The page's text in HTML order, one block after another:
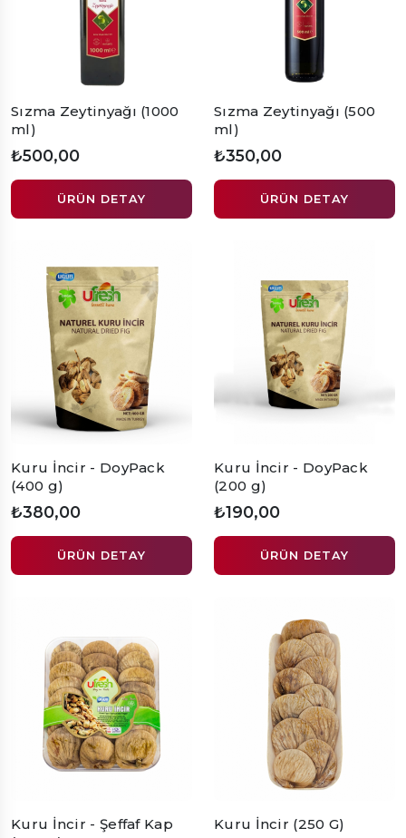
Sızma Zeytinyağı (1000
ml)
₺500,00
ÜRÜN DETAY
Sızma Zeytinyağı (500
ml)
₺350,00
ÜRÜN DETAY
Kuru İncir - DoyPack
(400 g)
₺380,00
ÜRÜN DETAY
Kuru İncir - DoyPack
(200 g)
₺190,00
ÜRÜN DETAY
Kuru İncir - Şeffaf Kap
Kuru İncir (250 G)